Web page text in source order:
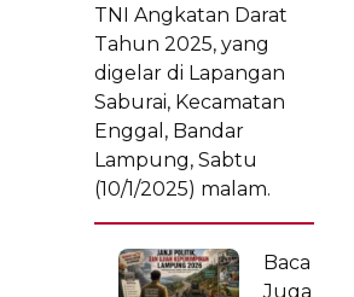
TNI Angkatan Darat
Tahun 2025, yang
digelar di Lapangan
Saburai, Kecamatan
Enggal, Bandar
Lampung, Sabtu
(10/1/2025) malam.
Baca
Juga